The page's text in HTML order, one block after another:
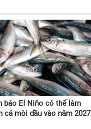
báo El Niño có thể làm
cá mòi dầu vào năm 2027